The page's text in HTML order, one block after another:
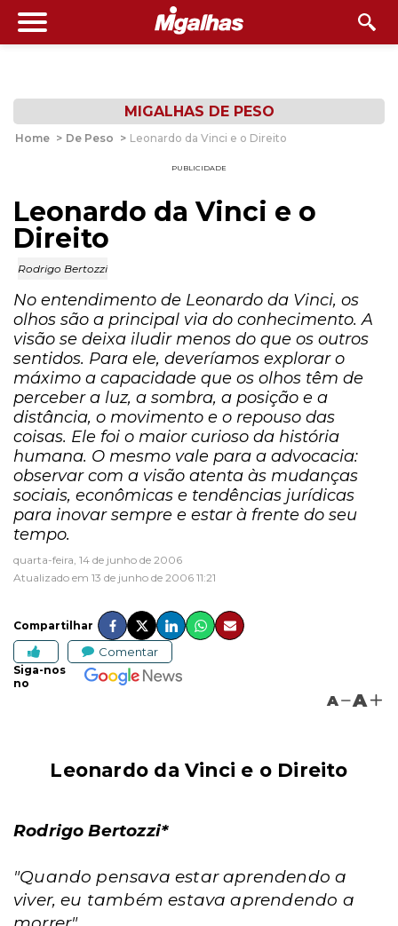
MIGALHAS DE PESO
Home > De Peso > Leonardo da Vinci e o Direito
PUBLICIDADE
Leonardo da Vinci e o
Direito
Rodrigo Bertozzi
No entendimento de Leonardo da Vinci, os
olhos são a principal via do conhecimento. A
visão se deixa iludir menos do que os outros
sentidos. Para ele, deveríamos explorar o
máximo a capacidade que os olhos têm de
perceber a luz, a sombra, a posição e a
distância, o movimento e o repouso das
coisas. Ele foi o maior curioso da história
humana. O mesmo vale para a advocacia:
observar com a visão atenta às mudanças
sociais, econômicas e tendências jurídicas
para inovar sempre e estar à frente do seu
tempo.
quarta-feira, 14 de junho de 2006
Atualizado em 13 de junho de 2006 11:21
Compartilhar
Comentar
Siga-nos
no
A A
Leonardo da Vinci e o Direito
Rodrigo Bertozzi*
"Quando pensava estar aprendendo a
viver, eu também estava aprendendo a